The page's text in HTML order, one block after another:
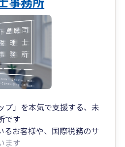
」を本気で支援する、未
です
お客様や、国際税務のサ
ます